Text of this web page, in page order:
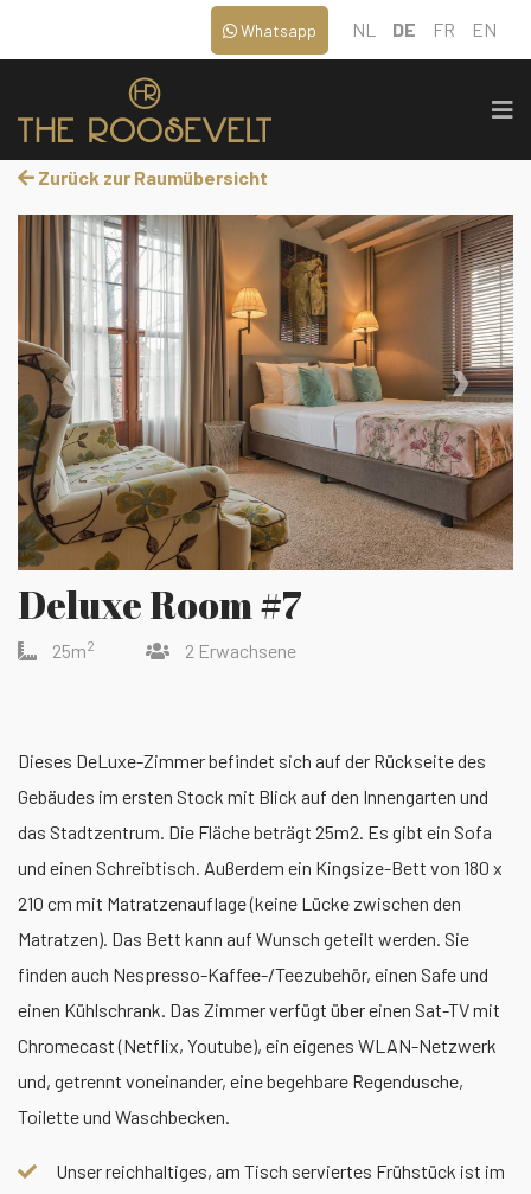
NL DE FR EN
Whatsapp
Zurück zur Raumübersicht
‹ ›
Deluxe Room #7
25m2 2 Erwachsene
Dieses DeLuxe-Zimmer befindet sich auf der Rückseite des
Gebäudes im ersten Stock mit Blick auf den Innengarten und
das Stadtzentrum. Die Fläche beträgt 25m2. Es gibt ein Sofa
und einen Schreibtisch. Außerdem ein Kingsize-Bett von 180 x
210 cm mit Matratzenauflage (keine Lücke zwischen den
Matratzen). Das Bett kann auf Wunsch geteilt werden. Sie
finden auch Nespresso-Kaffee-/Teezubehör, einen Safe und
einen Kühlschrank. Das Zimmer verfügt über einen Sat-TV mit
Chromecast (Netflix, Youtube), ein eigenes WLAN-Netzwerk
und, getrennt voneinander, eine begehbare Regendusche,
Toilette und Waschbecken.
Unser reichhaltiges, am Tisch serviertes Frühstück ist im